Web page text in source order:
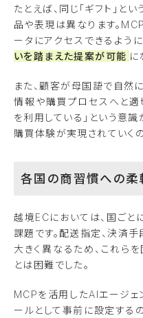
たとえば、同じ「ギフト」と
品や表現は異なります。
ータにアクセスできるように
いを踏まえた提案が可能 に
また、顧客が母国語で自然
情報や購買プロセスへと適
を利用している」という意
購買体験が実現されていくの
各国の商習慣への柔
越境ECにおいては、国ご
課題です。配送指定、決済
大きく異なるため、これら
とは困難でした。
MCPを活用したAIエージェ
ールとして事前に設定する